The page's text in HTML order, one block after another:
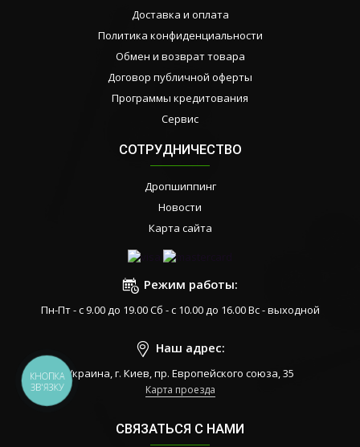
Доставка и оплата
Политика конфиденциальности
Обмен и возврат товара
Договор публичной оферты
Программы кредитования
Сервис
СОТРУДНИЧЕСТВО
Дропшиппинг
Новости
Карта сайта
Режим работы:
Пн-Пт - с 9.00 до 19.00 Сб - с 10.00 до 16.00 Вс - выходной
Наш адрес:
Украина, г. Киев, пр. Европейского союза, 35
Карта проезда
СВЯЗАТЬСЯ С НАМИ
КНОПКА
ЗВ'ЯЗКУ